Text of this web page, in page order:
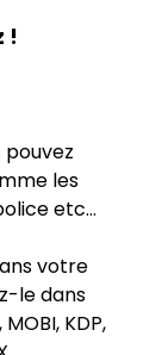
!
les
etc...
votre
le dans
KDP,